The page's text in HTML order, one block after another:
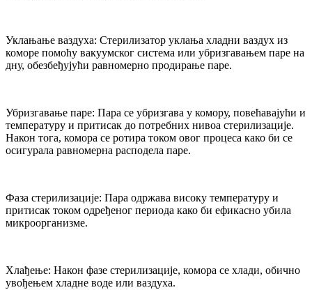
Уклањање ваздуха: Стерилизатор уклања хладни ваздух из
коморе помоћу вакуумског система или убризгавањем паре на
дну, обезбеђујући равномерно продирање паре.
Убризгавање паре: Пара се убризгава у комору, повећавајући и
температуру и притисак до потребних нивоа стерилизације.
Након тога, комора се ротира током овог процеса како би се
осигурала равномерна расподела паре.
Фаза стерилизације: Пара одржава високу температуру и
притисак током одређеног периода како би ефикасно убила
микроорганизме.
Хлађење: Након фазе стерилизације, комора се хлади, обично
увођењем хладне воде или ваздуха.